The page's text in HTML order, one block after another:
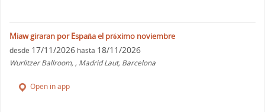
Miaw giraran por España el próximo noviembre
desde 17/11/2026 hasta 18/11/2026
Wurlitzer Ballroom, , Madrid Laut, Barcelona
Open in app